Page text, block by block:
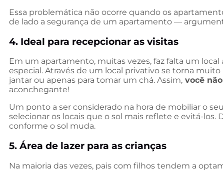
Essa problemática não ocorre quando os
de lado a segurança de um apartamento —
4. Ideal para recepcionar as visitas
Em um apartamento, muitas vezes, faz falta um
especial. Através de um local privativo se torna
jantar ou apenas para tomar um chá. Assim, você
aconchegante!
Um ponto a ser considerado na hora de mobiliar o
selecionar os locais que o sol mais reflete e evitá-los.
conforme o sol muda.
5. Área de lazer para as crianças
Na maioria das vezes, pais com filhos tendem a